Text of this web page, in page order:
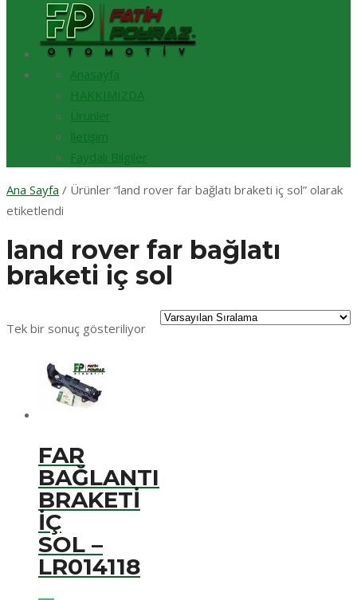
Anasayfa
HAKKIMIZDA
Ürünler
İletişim
Faydalı Bilgiler
Ana Sayfa / Ürünler “land rover far bağlatı braketi iç sol” olarak
etiketlendi
land rover far bağlatı
braketi iç sol
Tek bir sonuç gösteriliyor
FAR
BAĞLANTI
BRAKETİ
İÇ
SOL –
LR014118